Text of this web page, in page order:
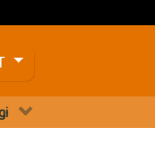
la tua lingua